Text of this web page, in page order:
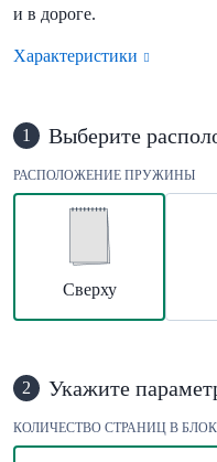
и в дороге.
Характеристики
1 Выберите
РАСПОЛОЖЕНИЕ ПРУЖИНЫ
Сверху
2 Укажите
КОЛИЧЕСТВО СТРАНИЦ В